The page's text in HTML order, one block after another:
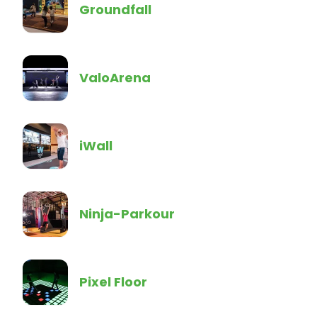
Groundfall
ValoArena
iWall
Ninja-Parkour
Pixel Floor